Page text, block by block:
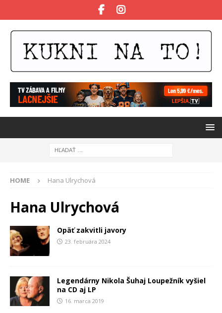
HOME Hana Ulrychová
Hana Ulrychová
Opäť zakvitli javory
23. februára 2024
Legendárny Nikola Šuhaj Loupežník vyšiel
na CD aj LP
16. marca 2019